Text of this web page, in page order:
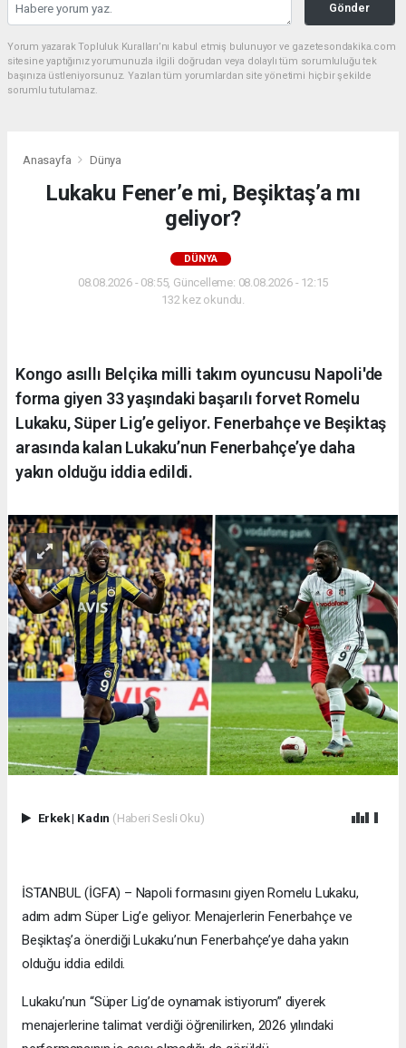
Gönder
Yorum yazarak Topluluk Kuralları’nı kabul etmiş bulunuyor ve gazetesondakika.com
sitesine yaptığınız yorumunuzla ilgili doğrudan veya dolaylı tüm sorumluluğu tek
başınıza üstleniyorsunuz. Yazılan tüm yorumlardan site yönetimi hiçbir şekilde
sorumlu tutulamaz.
Anasayfa Dünya
Lukaku Fener’e mi, Beşiktaş’a mı
geliyor?
DÜNYA
08.08.2026 - 08:55, Güncelleme: 08.08.2026 - 12:15
132 kez okundu.
Kongo asıllı Belçika milli takım oyuncusu Napoli'de
forma giyen 33 yaşındaki başarılı forvet Romelu
Lukaku, Süper Lig’e geliyor. Fenerbahçe ve Beşiktaş
arasında kalan Lukaku’nun Fenerbahçe’ye daha
yakın olduğu iddia edildi.
Erkek| Kadın (Haberi Sesli Oku)
İSTANBUL (İGFA) – Napoli formasını giyen Romelu Lukaku,
adım adım Süper Lig’e geliyor. Menajerlerin Fenerbahçe ve
Beşiktaş’a önerdiği Lukaku’nun Fenerbahçe’ye daha yakın
olduğu iddia edildi.
Lukaku’nun “Süper Lig’de oynamak istiyorum” diyerek
menajerlerine talimat verdiği öğrenilirken, 2026 yılındaki